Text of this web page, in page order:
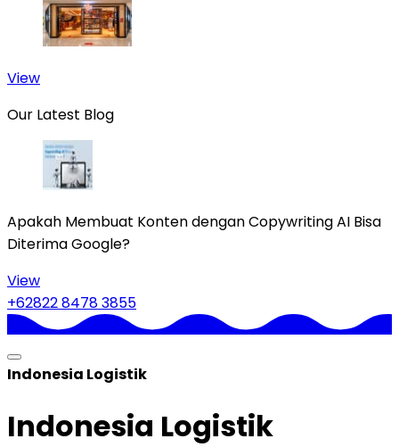
View
Our Latest Blog
Apakah Membuat Konten dengan Copywriting AI Bisa
Diterima Google?
View
+62822 8478 3855
Indonesia Logistik
Indonesia Logistik